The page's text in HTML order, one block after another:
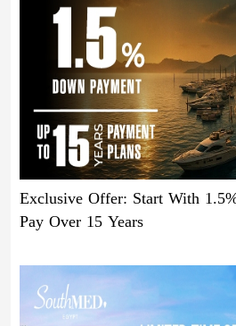
Exclusive Offer: Start With
Pay Over 15 Years